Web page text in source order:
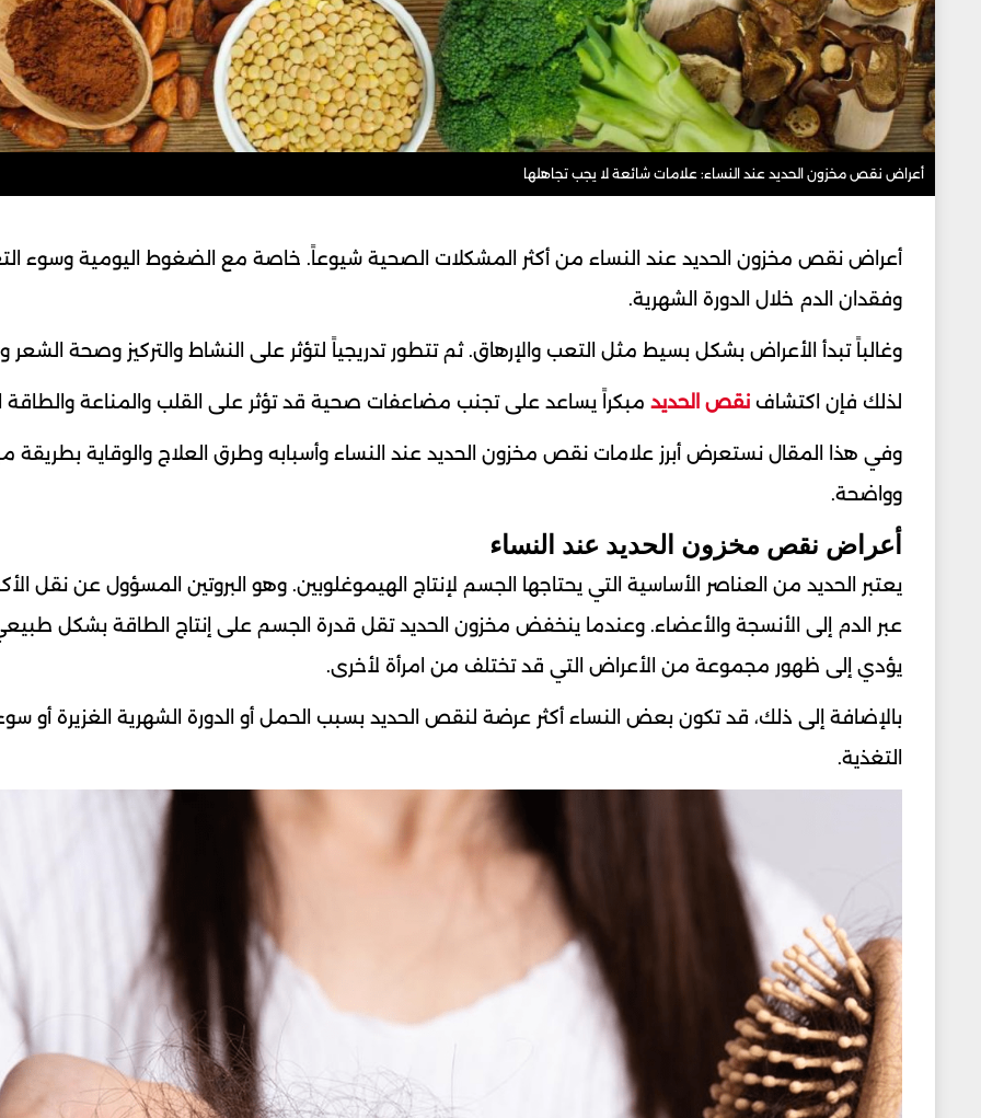
أعراض نقص مخزون الحديد عند النساء: علامات شائعة لا يجب تجاهلها
أعراض نقص مخزون الحديد عند النساء من أكثر المشكلات الصحية شيوعاً. خاصة مع الضغوط اليومية وسوء
وفقدان الدم خلال الدورة الشهرية.
وغالباً تبدأ الأعراض بشكل بسيط مثل التعب والإرهاق. ثم تتطور تدريجياً لتؤثر على النشاط والتركيز وصحة الشعر
لذلك فإن اكتشاف نقص الحديد مبكراً يساعد على تجنب مضاعفات صحية قد تؤثر على القلب والمناعة والطاقة
وفي هذا المقال نستعرض أبرز علامات نقص مخزون الحديد عند النساء وأسبابه وطرق العلاج والوقاية
وواضحة.
أعراض نقص مخزون الحديد عند النساء
يعتبر الحديد من العناصر الأساسية التي يحتاجها الجسم لإنتاج الهيموغلوبين. وهو البروتين المسؤول عن نقل
عبر الدم إلى الأنسجة والأعضاء. وعندما ينخفض مخزون الحديد تقل قدرة الجسم على إنتاج الطاقة بشكل
يؤدي إلى ظهور مجموعة من الأعراض التي قد تختلف من امرأة لأخرى.
بالإضافة إلى ذلك، قد تكون بعض النساء أكثر عرضة لنقص الحديد بسبب الحمل أو الدورة الشهرية الغزيرة أو
التغذية.